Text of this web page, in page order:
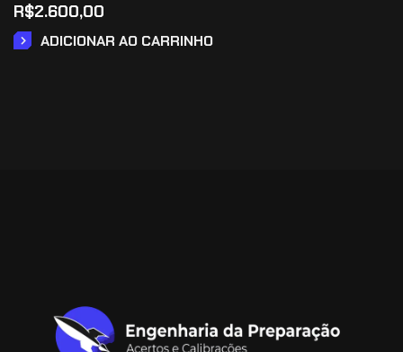
R$2.600,00
ADICIONAR AO CARRINHO